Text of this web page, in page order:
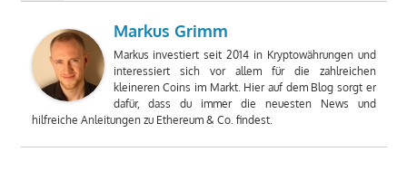
Markus Grimm
Markus investiert seit 2014 in Kryptowährungen und
interessiert sich vor allem für die zahlreichen
kleineren Coins im Markt. Hier auf dem Blog sorgt er
dafür, dass du immer die neuesten News und
hilfreiche Anleitungen zu Ethereum & Co. findest.